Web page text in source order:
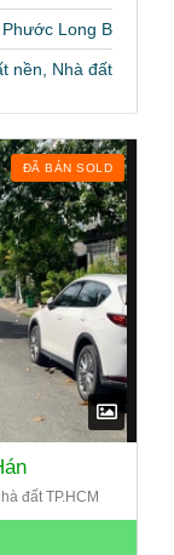
Phước Long B
nền, Nhà đất
ĐÃ BÁN SOLD
đất TP.HCM